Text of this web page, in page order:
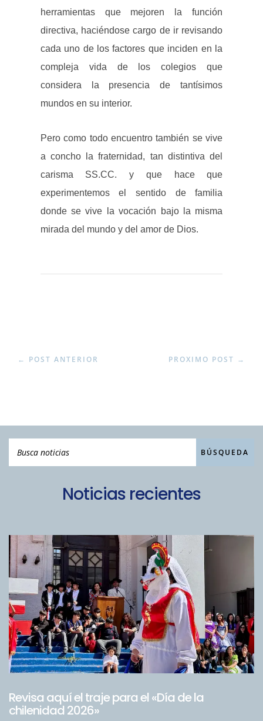
herramientas que mejoren la función
directiva, haciéndose cargo de ir revisando
cada uno de los factores que inciden en la
compleja vida de los colegios que
considera la presencia de tantísimos
mundos en su interior.
Pero como todo encuentro también se vive
a concho la fraternidad, tan distintiva del
carisma SS.CC. y que hace que
experimentemos el sentido de familia
donde se vive la vocación bajo la misma
mirada del mundo y del amor de Dios.
← POST ANTERIOR PROXIMO POST →
Noticias recientes
Revisa aquí el traje para el «Día de la
chilenidad 2026»